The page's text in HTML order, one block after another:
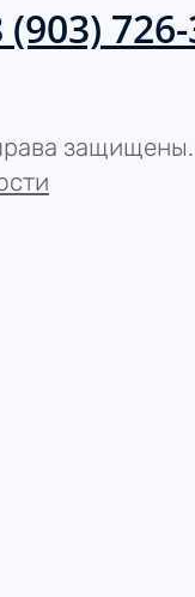
(903)
защищены.